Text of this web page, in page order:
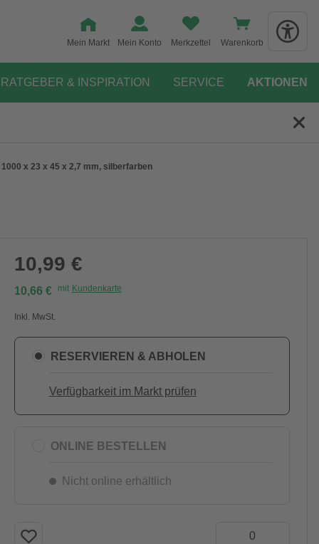
Mein Markt Mein Konto Merkzettel Warenkorb
RATGEBER & INSPIRATION SERVICE AKTIONEN
x 23 x 45 x 2,7 mm, silberfarben
10,99 €
10,66 € mit Kundenkarte
Inkl. MwSt.
RESERVIEREN & ABHOLEN
Verfügbarkeit im Markt prüfen
ONLINE BESTELLEN
Nicht online erhältlich